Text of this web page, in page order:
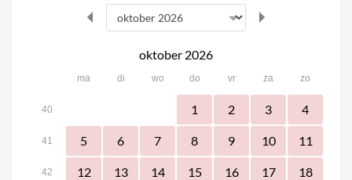
oktober 2026
ma di wo do vr za zo
40 1 2 3 4
41 5 6 7 8 9 10 11
42 12 13 14 15 16 17 18